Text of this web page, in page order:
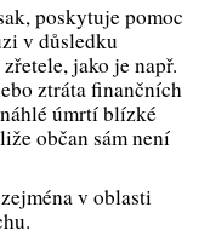
poskytuje pomoc
v důsledku
jako je např.
ztráta finančních
úmrtí blízké
občan sám není
v oblasti